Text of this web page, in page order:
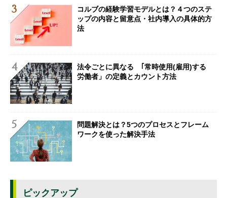
コルブの経験学習モデルとは？４つのステ
ップの内容と留意点・社内導入の具体的方
法
法令ごとに異なる ｢常時使用(雇用)する
労働者」の定義とカウント方法
問題解決とは？5つのプロセスとフレーム
ワークを使った解決手法
ピックアップ